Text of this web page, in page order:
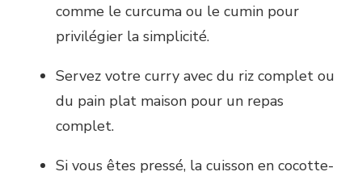
comme le curcuma ou le cumin pour
privilégier la simplicité.
Servez votre curry avec du riz complet ou
du pain plat maison pour un repas
complet.
Si vous êtes pressé, la cuisson en cocotte-